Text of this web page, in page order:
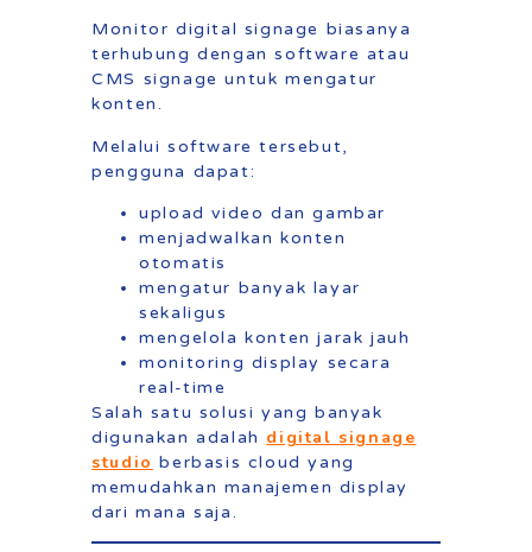
Monitor digital signage biasanya
terhubung dengan software atau
CMS signage untuk mengatur
konten.
Melalui software tersebut,
pengguna dapat:
upload video dan gambar
menjadwalkan konten
otomatis
mengatur banyak layar
sekaligus
mengelola konten jarak jauh
monitoring display secara
real-time
Salah satu solusi yang banyak
digunakan adalah digital signage
studio berbasis cloud yang
memudahkan manajemen display
dari mana saja.